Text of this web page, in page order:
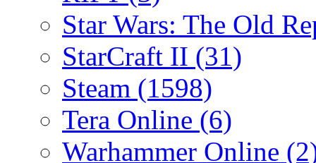
Star Wars: The Old
StarCraft II (31)
Steam (1598)
Tera Online (6)
Warhammer Online